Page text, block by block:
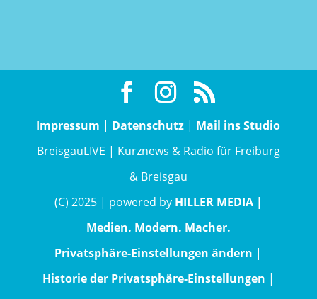
Impressum | Datenschutz | Mail ins Studio
BreisgauLIVE | Kurznews & Radio für Freiburg
& Breisgau
(C) 2025 | powered by HILLER MEDIA |
Medien. Modern. Macher.
Privatsphäre-Einstellungen ändern |
Historie der Privatsphäre-Einstellungen |